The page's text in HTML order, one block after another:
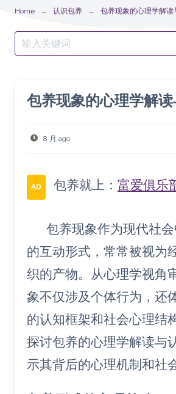
Home 认识包养 包养现象的心理学解读
Search
for:
包养现象的心理学解
8 月 ago
AD 包养就上： 富爱俱乐
包养现象作为现代社
的互动形式，常常被视为
织的产物。从心理学视角
象不仅涉及个体行为，还
的认知框架和社会心理结
探讨包养的心理学解读与
示其背后的心理机制和社